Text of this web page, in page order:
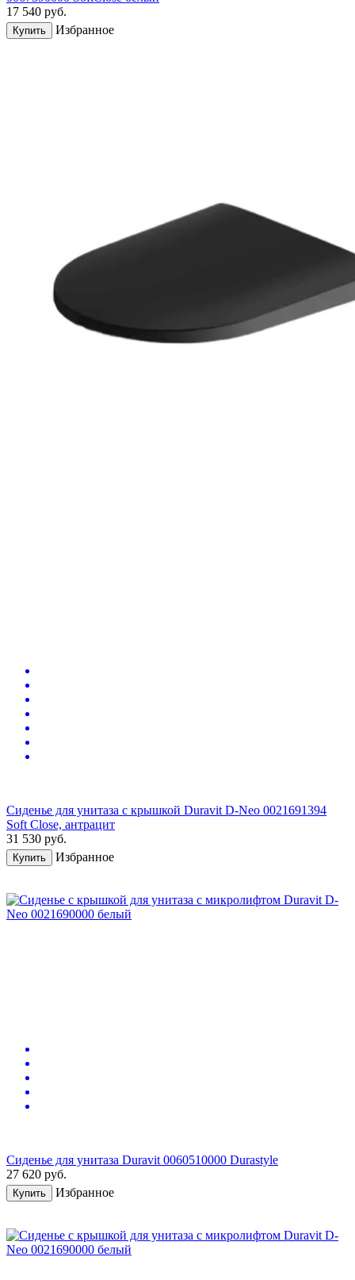
17 540 руб.
Купить Избранное
Сиденье для унитаза с крышкой Duravit D-Neo 0021691394
Soft Close, антрацит
31 530 руб.
Купить Избранное
Сиденье для унитаза Duravit 0060510000 Durastyle
27 620 руб.
Купить Избранное